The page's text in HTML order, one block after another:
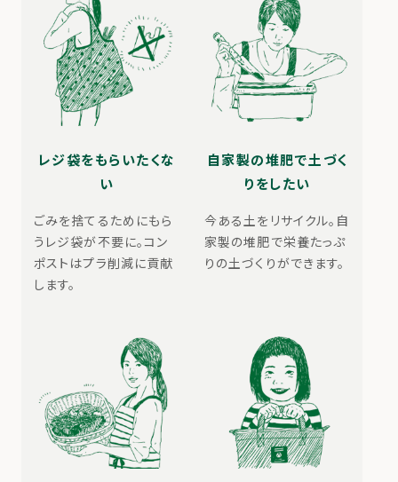
レジ袋をもらいたくな
い
ごみを捨てるためにもら
うレジ袋が不要に。コン
ポストはプラ削減に貢献
します。
自家製の堆肥で土づく
りをしたい
今ある土をリサイクル。自
家製の堆肥で栄養たっぷ
りの土づくりができます。